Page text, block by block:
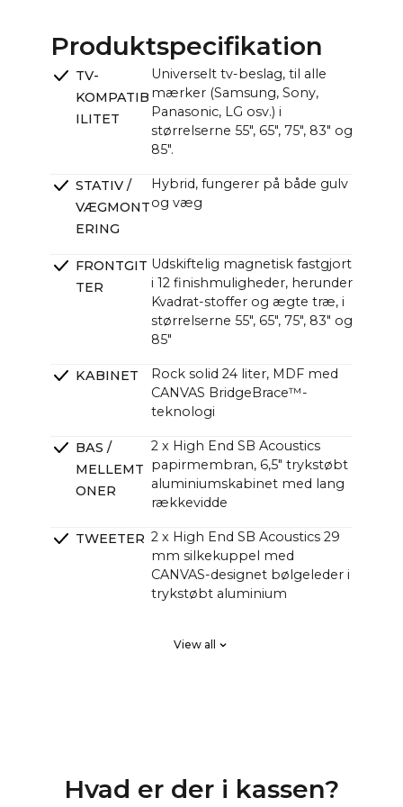
CANVAS-enhed (B x H x D):
~121,0 x ~33,0 x ~12,0 cm (11,0 cm uden beslag) /
~47,6 x ~13,0 x ~4,7 in (4,3 in uden beslag)
Produktspecifikation
TV-
KOMPATIB
ILITET
Universelt tv-beslag, til alle
mærker (Samsung, Sony,
Panasonic, LG osv.) i
størrelserne 55", 65", 75", 83" og
85".
STATIV /
VÆGMONT
ERING
Hybrid, fungerer på både gulv
og væg
FRONTGIT
TER
Udskiftelig magnetisk fastgjort
i 12 finishmuligheder, herunder
Kvadrat-stoffer og ægte træ, i
størrelserne 55", 65", 75", 83" og
85"
KABINET
Rock solid 24 liter, MDF med
CANVAS BridgeBrace™-
teknologi
BAS /
MELLEMT
ONER
2 x High End SB Acoustics
papirmembran, 6,5" trykstøbt
aluminiumskabinet med lang
rækkevidde
TWEETER 2 x High End SB Acoustics 29
mm silkekuppel med
CANVAS-designet bølgeleder i
trykstøbt aluminium
tab, høj præcision, lang
KERE
forstærkere med i alt 250
View all
Hvad er der i kassen?